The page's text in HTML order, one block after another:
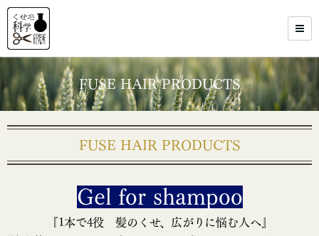
FUSE HAIR PRODUCTS
FUSE HAIR PRODUCTS
Gel for shampoo
『1本で4役 髪のくせ、広がりに悩む人へ』